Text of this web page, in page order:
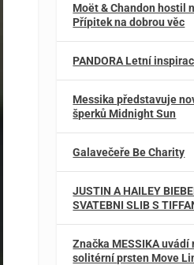
Moët & Chandon hostil
Přípitek na dobrou věc
PANDORA Letní
Messika představuje
šperků Midnight Sun
Galavečeře Be Charity
JUSTIN A HAILEY
SVATEBNI SLIB S
Značka MESSIKA uvádí
solitérní prsten Move